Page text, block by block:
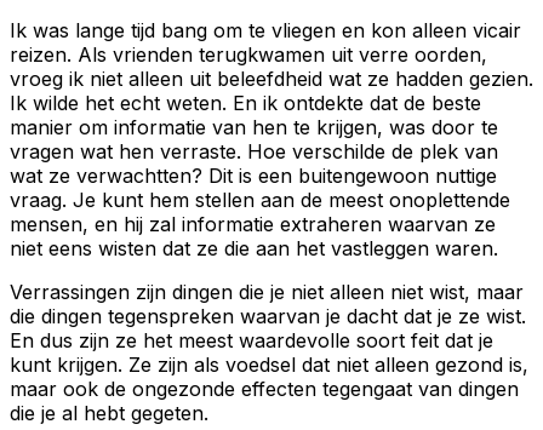
Ik was lange tijd bang om te vliegen en kon alleen vicair
reizen. Als vrienden terugkwamen uit verre oorden,
vroeg ik niet alleen uit beleefdheid wat ze hadden gezien.
Ik wilde het echt weten. En ik ontdekte dat de beste
manier om informatie van hen te krijgen, was door te
vragen wat hen verraste. Hoe verschilde de plek van
wat ze verwachtten? Dit is een buitengewoon nuttige
vraag. Je kunt hem stellen aan de meest onoplettende
mensen, en hij zal informatie extraheren waarvan ze
niet eens wisten dat ze die aan het vastleggen waren.
Verrassingen zijn dingen die je niet alleen niet wist, maar
die dingen tegenspreken waarvan je dacht dat je ze wist.
En dus zijn ze het meest waardevolle soort feit dat je
kunt krijgen. Ze zijn als voedsel dat niet alleen gezond is,
maar ook de ongezonde effecten tegengaat van dingen
die je al hebt gegeten.